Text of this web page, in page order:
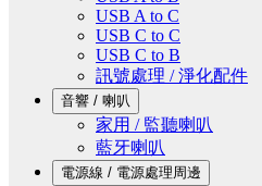
USB A to C
USB C to C
USB C to B
訊號處理 / 淨化配件
音響 / 喇叭
家用 / 監聽喇叭
藍牙喇叭
電源線 / 電源處理周邊